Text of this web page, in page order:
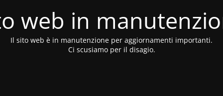
web in
Il sito web è in manutenzione per aggiornamenti importanti.
Ci scusiamo per il disagio.